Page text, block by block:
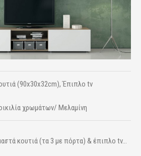
(90x30x32cm), Έπιπλο tv
χρωμάτων/ Μελαμίνη
κουτιά (τα 3 με πόρτα) & έπιπλο tv...